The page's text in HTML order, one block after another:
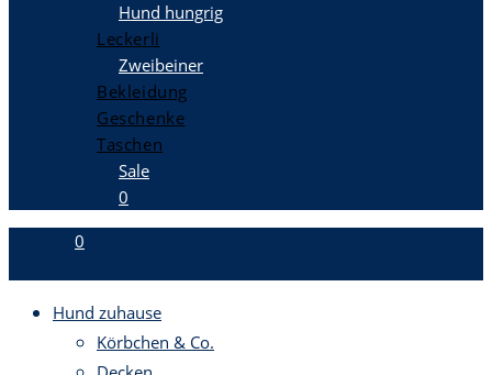
Hund hungrig
Leckerli
Zweibeiner
Bekleidung
Geschenke
Taschen
Sale
0
0
Hund zuhause
Körbchen & Co.